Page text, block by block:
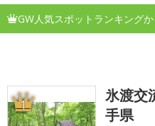
GW人気スポットランキングか
1
氷渡交
手県